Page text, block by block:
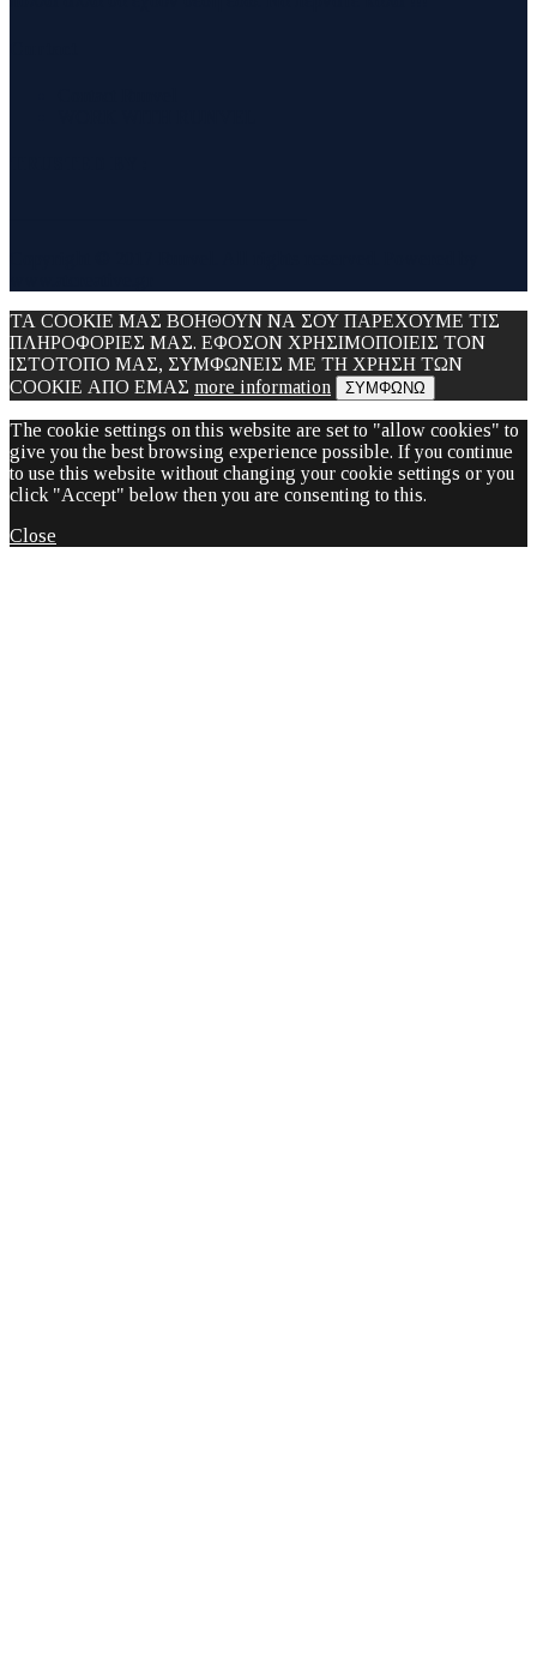
ΤΑ COOKIE ΜΑΣ ΒΟΗΘΟΥΝ ΝΑ ΣΟΥ ΠΑΡΕΧΟΥΜΕ ΤΙΣ
ΠΛΗΡΟΦΟΡΙΕΣ ΜΑΣ. ΕΦΟΣΟΝ ΧΡΗΣΙΜΟΠΟΙΕΙΣ ΤΟΝ
ΙΣΤΟΤΟΠΟ ΜΑΣ, ΣΥΜΦΩΝΕΙΣ ΜΕ ΤΗ ΧΡΗΣΗ ΤΩΝ
COOKIE ΑΠΟ ΕΜΑΣ more information ΣΥΜΦΩΝΩ
The cookie settings on this website are set to "allow cookies" to
give you the best browsing experience possible. If you continue
to use this website without changing your cookie settings or you
click "Accept" below then you are consenting to this.
Close